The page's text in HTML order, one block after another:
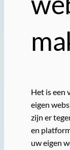
Het is een
eigen
zijn er
en
uw eigen